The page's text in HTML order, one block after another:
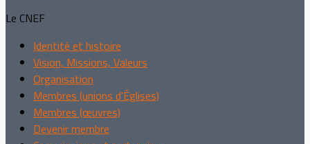
Le CNEF
Identité et histoire
Vision, Missions, Valeurs
Organisation
Membres (unions d'Églises)
Membres (œuvres)
Devenir membre